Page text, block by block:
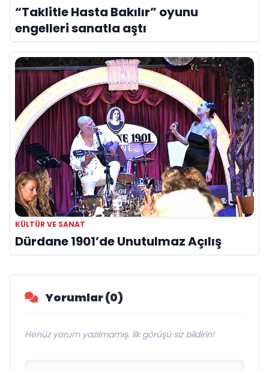
“Taklitle Hasta Bakılır” oyunu
engelleri sanatla aştı
KÜLTÜR VE SANAT
Dürdane 1901’de Unutulmaz Açılış
Yorumlar (0)
Henüz yorum yazılmamış. İlk görüşü siz bildirin!